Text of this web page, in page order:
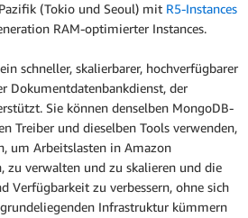
(Tokio und Seoul) mit R5-Instances
RAM-optimierter Instances.
schneller, skalierbarer, hochverfügbarer
Dokumentdatenbankdienst, der
Sie können denselben MongoDB-
Treiber und dieselben Tools verwenden,
um Arbeitslasten in Amazon
zu verwalten und zu skalieren und die
Verfügbarkeit zu verbessern, ohne sich
Infrastruktur kümmern